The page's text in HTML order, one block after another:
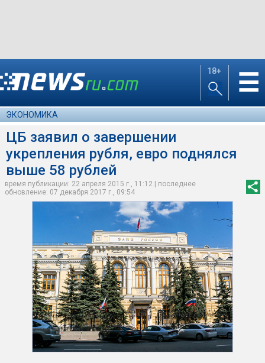
18+ ☰
ЭКОНОМИКА
ЦБ заявил о завершении
укрепления рубля, евро поднялся
выше 58 рублей
время публикации: 22 апреля 2015 г., 11:12 | последнее
обновление: 07 декабря 2017 г., 09:54